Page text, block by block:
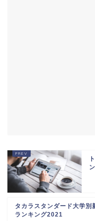
タカラスタンダード大学別
ランキング2021